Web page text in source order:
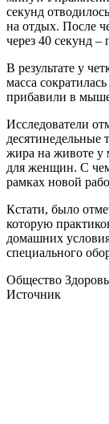
секунд
на отдых. После
через 40 секунд
В результате у
масса
прибавили в
Исследователи
десятинедельные
жира на животе
для женщин. С
рамках новой
Кстати, было
которую
домашних
специального
Общество
Источник